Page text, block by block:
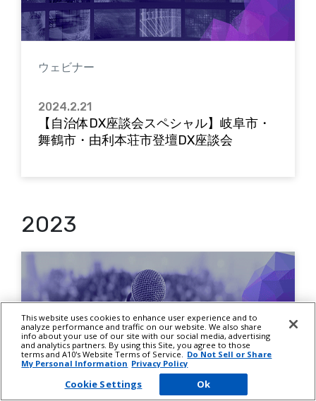
ウェビナー
2024.2.21
【自治体DX座談会スペシャル】岐阜市・
舞鶴市・由利本荘市登壇DX座談会
2023
イベント
This website uses cookies to enhance user experience and to
analyze performance and traffic on our website. We also share
info about your use of our site with our social media, advertising
and analytics partners. By using this Site, you agree to those
terms and A10's Website Terms of Service. Do Not Sell or Share
My Personal Information Privacy Policy
Cookie Settings Ok